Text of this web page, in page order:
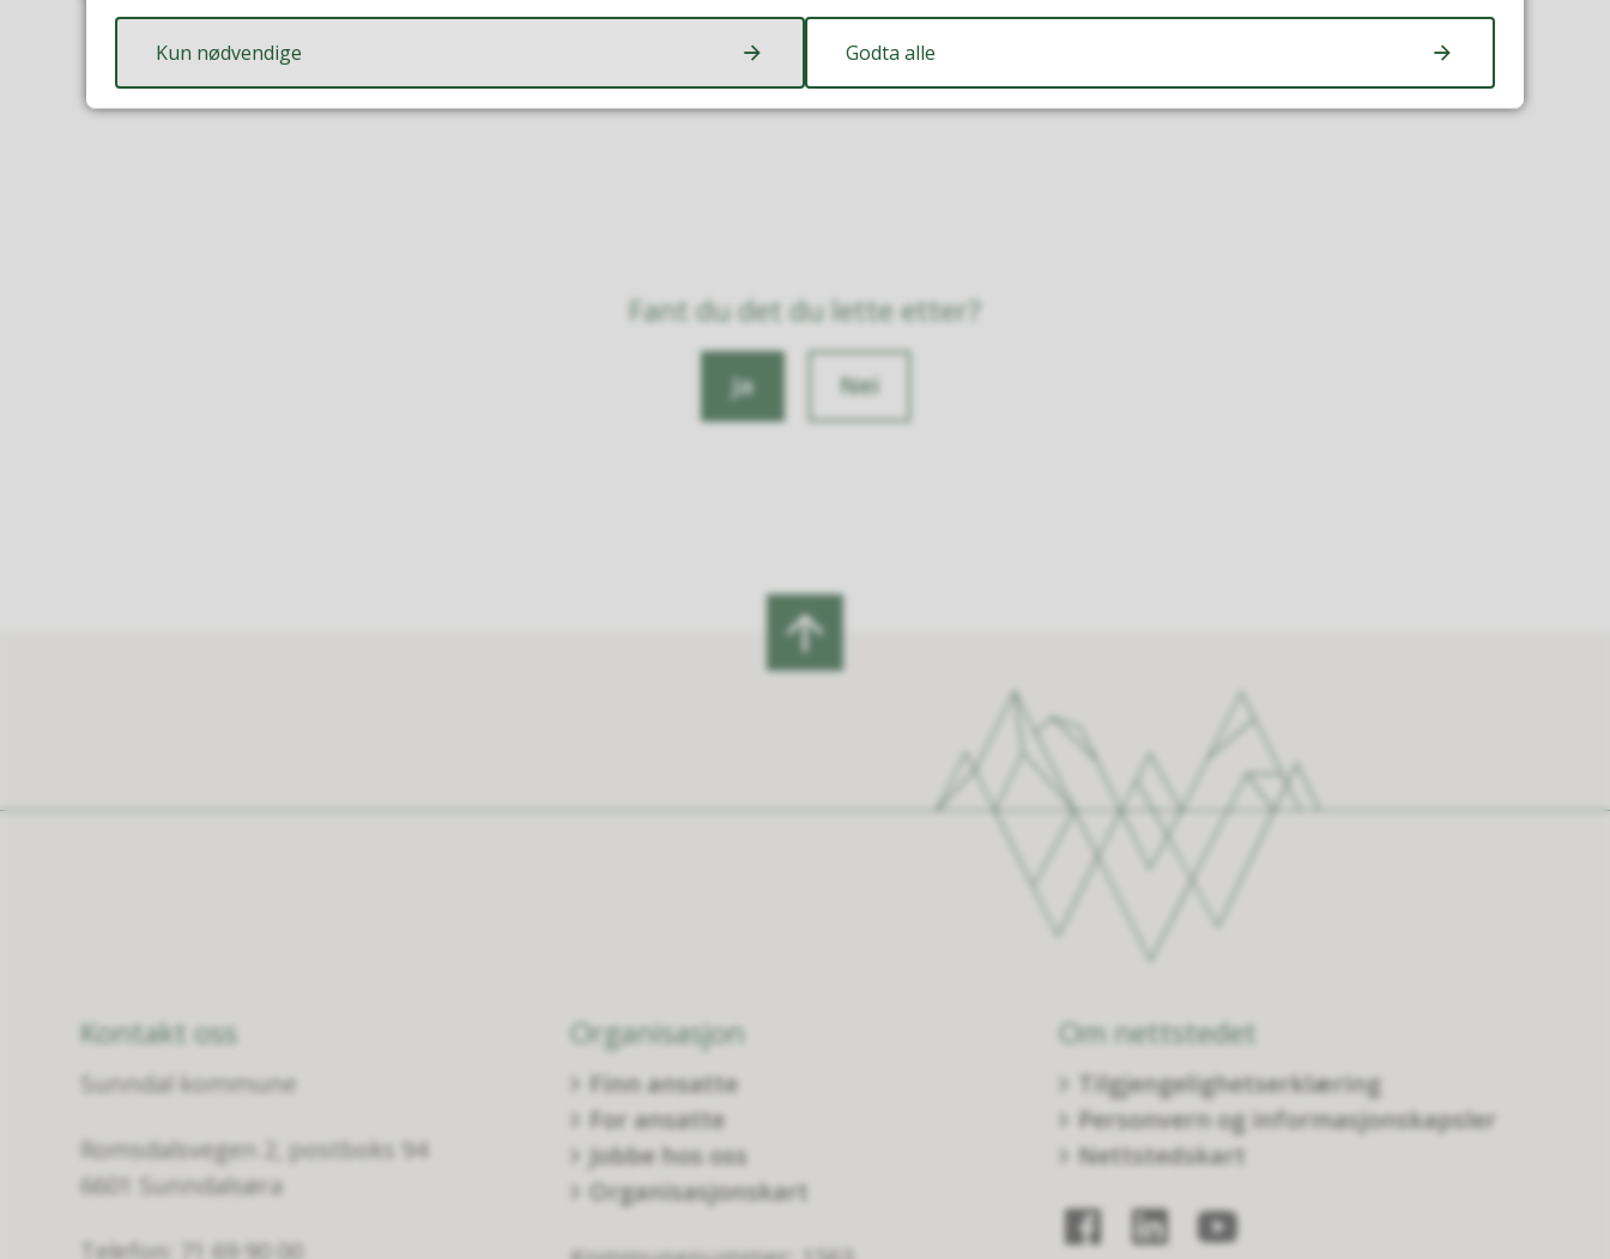
Fant du det du lette etter?
Ja Nei
Kontakt oss
Sunndal kommune
Romsdalsvegen 2, postboks 94
6601 Sunndalsøra
Telefon: 71 69 90 00
Organisasjon
Finn ansatte
For ansatte
Jobbe hos oss
Organisasjonskart
Om nettstedet
Tilgjengelighetserklæring
Personvern og informasjonskapsler
Nettstedskart
Kun nødvendige Godta alle